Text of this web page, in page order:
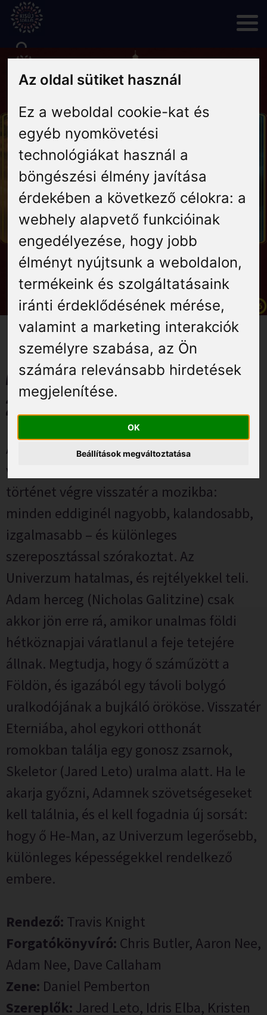
Az oldal sütiket használ
Ez a weboldal cookie-kat és
egyéb nyomkövetési
technológiákat használ a
böngészési élmény javítása
érdekében a következő célokra: a
webhely alapvető funkcióinak
engedélyezése, hogy jobb
élményt nyújtsunk a weboldalon,
termékeink és szolgáltatásaink
iránti érdeklődésének mérése,
valamint a marketing interakciók
személyre szabása, az Ön
számára relevánsabb hirdetések
megjelenítése.
OK
Beállítások megváltoztatása
Skip
content
Rólunk
Hírek
Programok
Szállás
Vendéglátás
Élmények
Gyógyuljon Kisújon
Galéria
Az univerzum védelmezői –
2026. június 27.
A fanatsyből és sci-fiből gyúrt, legendássá
vált, világszerte elképesztően népszerű
történet végre visszatér a mozikba:
minden eddiginél nagyobb, kalandosabb,
izgalmasabb – és különleges
szereposztással szórakoztat. Az
Univerzum hatalmas, és rejtélyekkel teli.
Adam herceg (Nicholas Galitzine) csak
akkor jön erre rá, amikor unalmas földi
hétköznapjai váratlanul a feje tetejére
állnak. Megtudja, hogy ő száműzött a
Földön, és igazából egy távoli bolygó
uralkodójának a bujkáló örököse. Visszatér
Eterniába, ahol egykori otthonát
romokban találja egy gonosz zsarnok,
Skeletor (Jared Leto) uralma alatt. Ha le
akarja győzni, Adamnek szövetségeseket
kell találnia, és el kell fogadnia új sorsát:
hogy ő He-Man, az Univerzum legerősebb,
különleges képességekkel rendelkező
embere.
Rendező: Travis Knight
Forgatókönyvíró: Chris Butler, Aaron Nee,
Adam Nee, Dave Callaham
Zene: Daniel Pemberton
Szereplők: Jared Leto, Idris Elba, Kristen